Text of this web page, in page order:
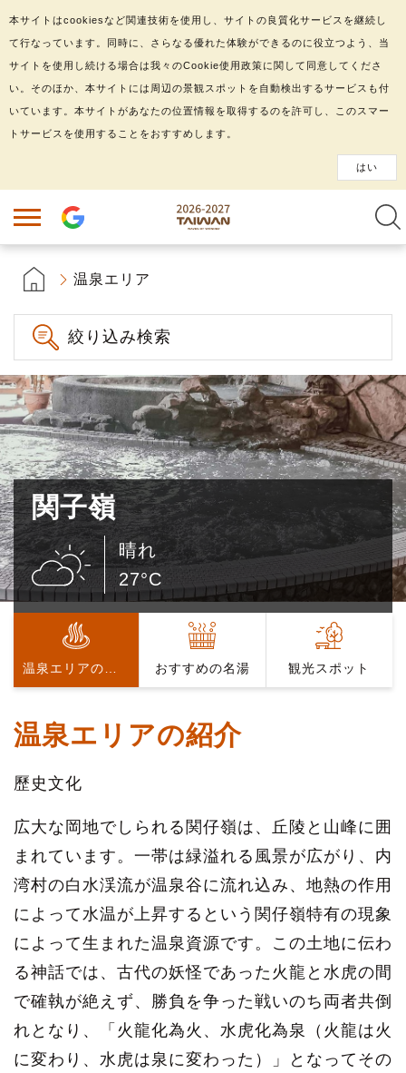
温泉エリア
絞り込み検索
関子嶺
晴れ
27°C
おすすめの名湯 観光スポット
温泉エリアの紹介
歷史文化
広大な岡地でしられる関仔嶺は、丘陵と山峰に囲
まれています。一帯は緑溢れる風景が広がり、内
湾村の白水渓流が温泉谷に流れ込み、地熱の作用
によって水温が上昇するという関仔嶺特有の現象
によって生まれた温泉資源です。この土地に伝わ
る神話では、古代の妖怪であった火龍と水虎の間
で確執が絶えず、勝負を争った戦いのち両者共倒
れとなり、「火龍化為火、水虎化為泉（火龍は火
に変わり、水虎は泉に変わった）」となってその
本サイトはcookiesなど関連技術を使用し、サイトの良質化サービスを継続し
て行なっています。同時に、さらなる優れた体験ができるのに役立つよう、当
サイトを使用し続ける場合は我々のCookie使用政策に関して同意してくださ
い。そのほか、本サイトには周辺の景観スポットを自動検出するサービスも付
いています。本サイトがあなたの位置情報を取得するのを許可し、このスマー
トサービスを使用することをおすすめします。
はい